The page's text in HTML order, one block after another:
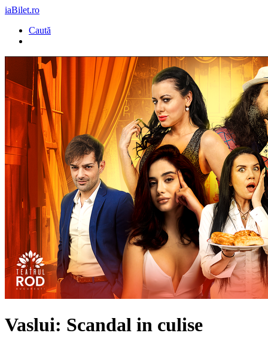
iaBilet.ro
Caută
Vaslui: Scandal in culise